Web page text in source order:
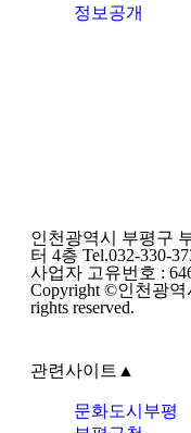
정보공개
인천광역시 부평구
터 4층 Tel.032-330-
사업자 고유번호 :
Copyright ©인천광
rights reserved.
관련사이트 ▲
문화도시부평